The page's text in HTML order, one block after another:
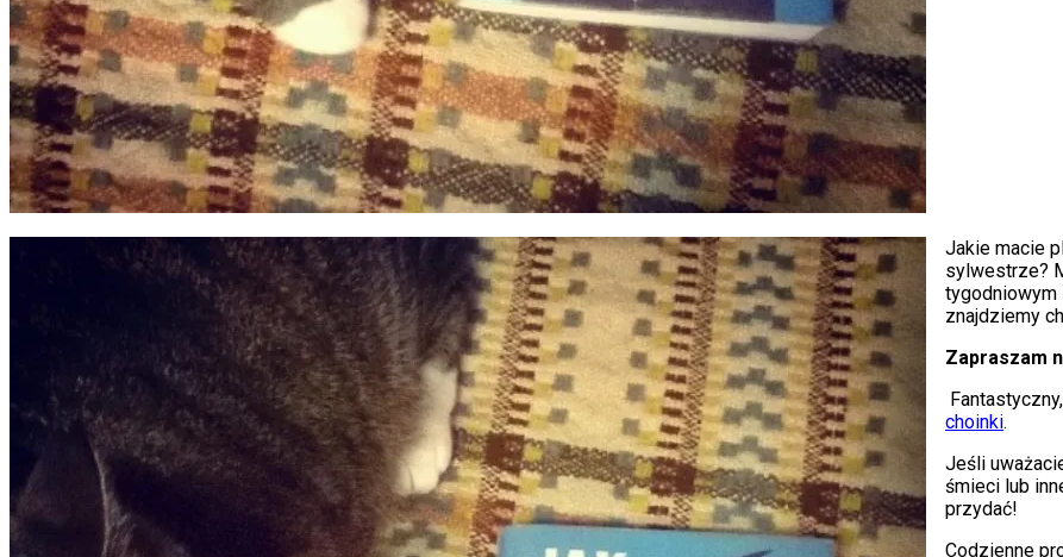
Jakie macie
sylwestrze?
tygodniowym
znajdziemy
Zapraszam
choinki.
Jeśli
śmieci lub
przydać!
Codzienne